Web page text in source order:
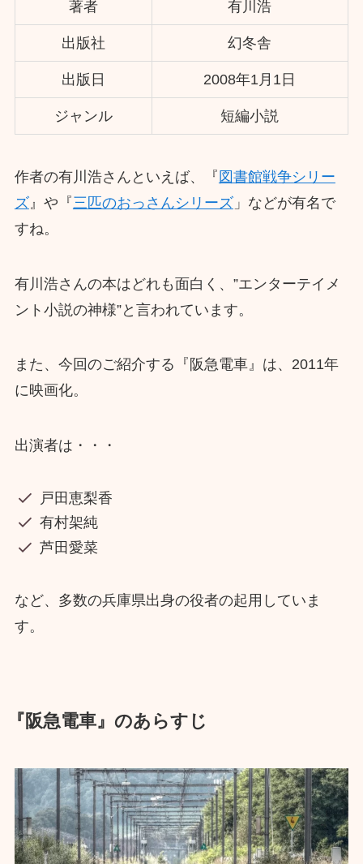
著者 有川浩
出版社 幻冬舎
出版日 2008年1月1日
ジャンル 短編小説
作者の有川浩さんといえば、『 図書館戦争シリー
ズ』や『三匹のおっさんシリーズ」などが有名で
すね。
有川浩さんの本はどれも面白く、”エンターテイメ
ント小説の神様”と言われています。
また、今回のご紹介する『阪急電車』は、2011年
に映画化。
出演者は・・・
戸田恵梨香
有村架純
芦田愛菜
など、多数の兵庫県出身の役者の起用していま
す。
『阪急電車』のあらすじ